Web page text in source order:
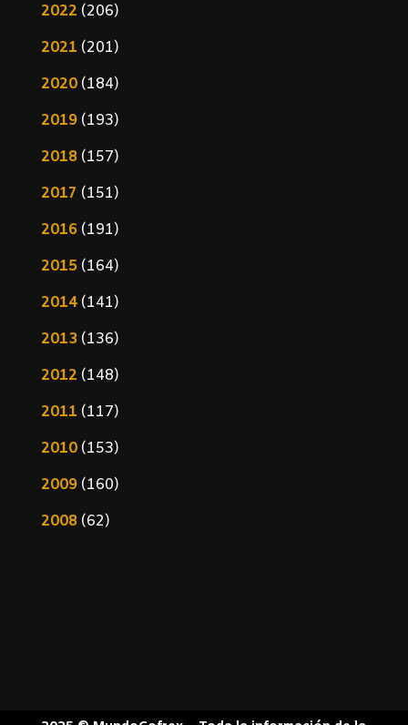
2022 (206)
2021 (201)
2020(184)
2019(193)
2018(157)
2017 (151)
2016(191)
2015(164)
2014(141)
2013(136)
2012 (148)
2011 (117)
2010(153)
2009(160)
2008(62)